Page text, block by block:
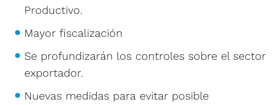
Productivo.
Mayor fiscalización
Se profundizarán los controles sobre el sector
exportador.
Nuevas medidas para evitar posible